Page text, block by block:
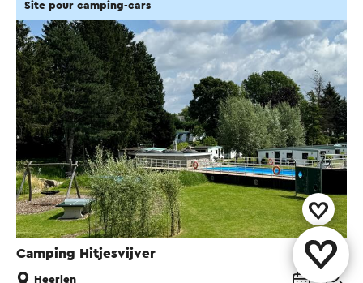
transport ultérieur du charbon avait lieu. Le
chemin de fer était en grande partie sur un
barrage, qui comblait les différences de hauteur
dans le paysage. Ce barrage ferroviaire est
maintenant utilisé comme sentier pédestre et
cyclable.
Ce texte a été traduit automatiquement à l'aide d'un service
de traduction en ligne.
Camping Hitjesvijver
Site pour camping-cars
Heerlen